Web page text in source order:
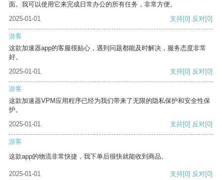
面。我可以使用它来完成日常办公的所有任务，非常方便。
2025-01-01
支持[0] 反对[0]
游客
这款加速器app的客服很贴心，遇到问题都能及时解决，服务态度非常
好。
2025-01-01
支持[0] 反对[0]
游客
这款加速器VPM应用程序已经为我们带来了无限的隐私保护和安全性保
护。
2025-01-01
支持[0] 反对[0]
游客
这款app的物流非常快捷，我下单后很快就能收到商品。
2025-01-01 支持[0] 反对[0]